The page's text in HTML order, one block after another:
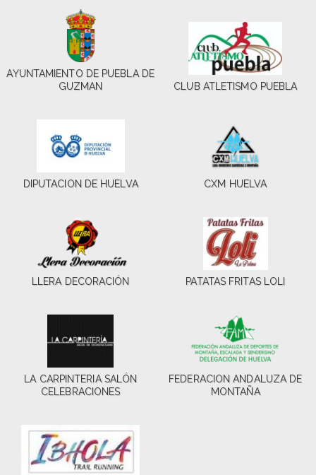
AYUNTAMIENTO DE PUEBLA DE
GUZMAN
CLUB ATLETISMO PUEBLA
DIPUTACION DE HUELVA CXM HUELVA
LLERA DECORACIÓN PATATAS FRITAS LOLI
LA CARPINTERIA SALÓN
CELEBRACIONES
FEDERACION ANDALUZA DE
MONTAÑA